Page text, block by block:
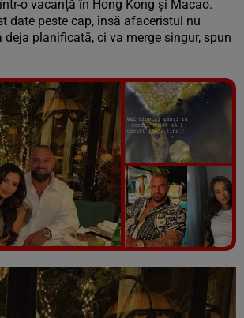
o vacanță în Hong Kong și Macao.
date peste cap, însă afaceristul nu
deja planificată, ci va merge singur, spun
Vezi galeria foto
7 poze